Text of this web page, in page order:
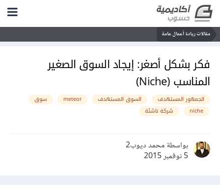
مقالات ريادة أعمال عامة
فكر بشكل أصغر: إيجاد السوق الصغير
المناسب (Niche)
الجمهور المستهدف السوق المستهدف meteor
سوق
niche
شركة ناشئة
بواسطة محمد ديوب2
5 نوفمبر 2015